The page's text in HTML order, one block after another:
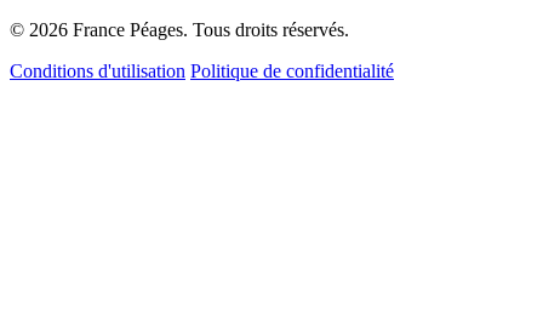
© 2026 France Péages. Tous droits réservés.
Conditions d'utilisation Politique de confidentialité